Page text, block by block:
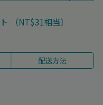
（NT$31相当）
配送方法